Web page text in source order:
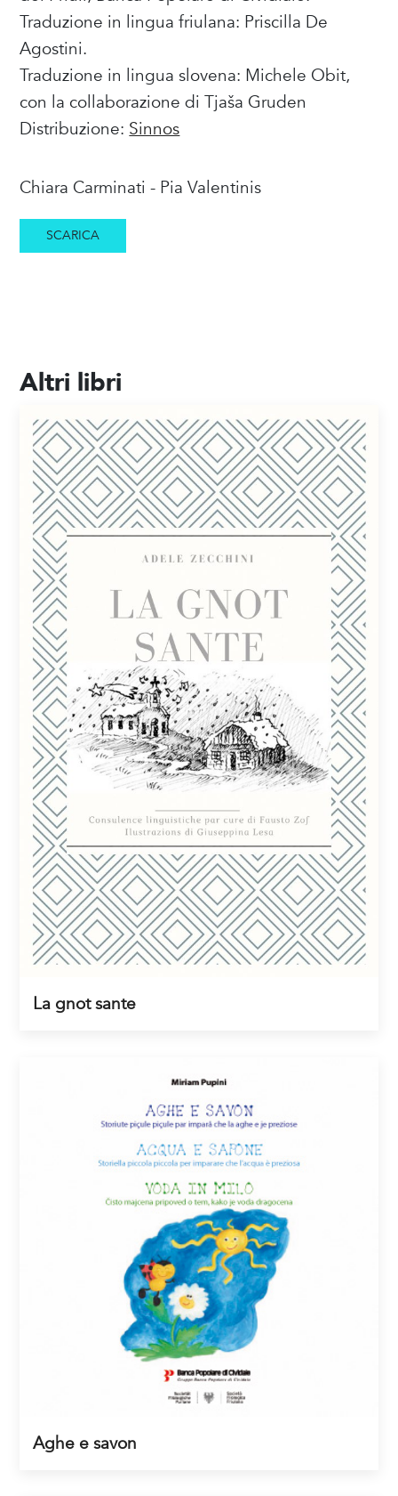
Traduzione in lingua friulana: Priscilla De
Agostini.
Traduzione in lingua slovena: Michele Obit,
con la collaborazione di Tjaša Gruden
Distribuzione: Sinnos
Chiara Carminati - Pia Valentinis
SCARICA
Altri libri
La gnot sante
Aghe e savon